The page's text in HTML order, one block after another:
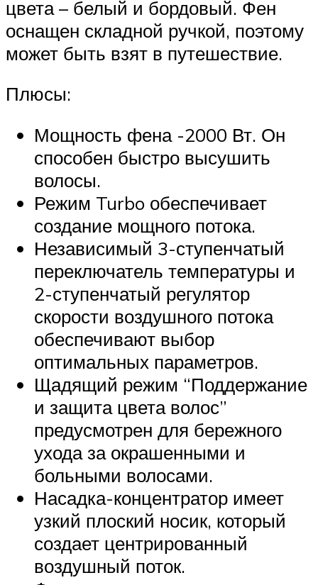
цвета – белый и бордовый. Фен
оснащен складной ручкой, поэтому
может быть взят в путешествие.
Плюсы:
Мощность фена -2000 Вт. Он
способен быстро высушить
волосы.
Режим Turbo обеспечивает
создание мощного потока.
Независимый 3-ступенчатый
переключатель температуры и
2-ступенчатый регулятор
скорости воздушного потока
обеспечивают выбор
оптимальных параметров.
Щадящий режим “Поддержание
и защита цвета волос”
предусмотрен для бережного
ухода за окрашенными и
больными волосами.
Насадка-концентратор имеет
узкий плоский носик, который
создает центрированный
воздушный поток.